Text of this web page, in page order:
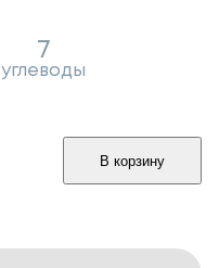
7
углеводы
В корзину